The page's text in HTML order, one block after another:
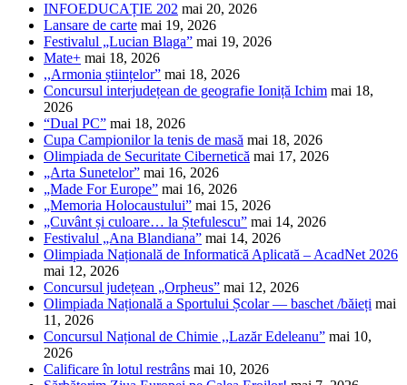
INFOEDUCAȚIE 202 mai 20, 2026
Lansare de carte mai 19, 2026
Festivalul „Lucian Blaga” mai 19, 2026
Mate+ mai 18, 2026
,,Armonia științelor” mai 18, 2026
Concursul interjudețean de geografie Ioniță Ichim mai 18,
2026
“Dual PC” mai 18, 2026
Cupa Campionilor la tenis de masă mai 18, 2026
Olimpiada de Securitate Cibernetică mai 17, 2026
„Arta Sunetelor” mai 16, 2026
„Made For Europe” mai 16, 2026
„Memoria Holocaustului” mai 15, 2026
„Cuvânt și culoare… la Ștefulescu” mai 14, 2026
Festivalul „Ana Blandiana” mai 14, 2026
Olimpiada Națională de Informatică Aplicată – AcadNet 2026
mai 12, 2026
Concursul județean „Orpheus” mai 12, 2026
Olimpiada Națională a Sportului Școlar — baschet /băieți mai
11, 2026
Concursul Național de Chimie ,,Lazăr Edeleanu” mai 10,
2026
Calificare în lotul restrâns mai 10, 2026